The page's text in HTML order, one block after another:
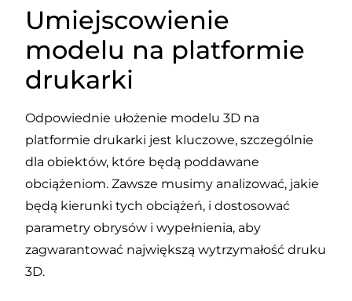
Umiejscowienie
modelu na platformie
drukarki
Odpowiednie ułożenie modelu 3D na
platformie drukarki jest kluczowe, szczególnie
dla obiektów, które będą poddawane
obciążeniom. Zawsze musimy analizować, jakie
będą kierunki tych obciążeń, i dostosować
parametry obrysów i wypełnienia, aby
zagwarantować największą wytrzymałość druku
3D.